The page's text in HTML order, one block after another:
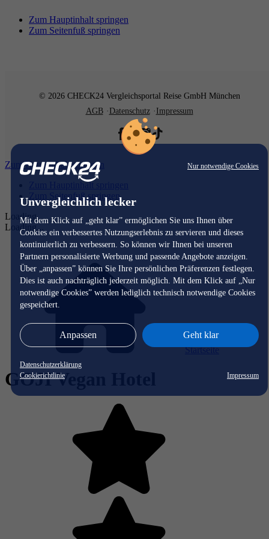
Nur notwendige Cookies
Unvergleichlich lecker
Mit dem Klick auf „geht klar” ermöglichen Sie uns Ihnen über
Cookies ein verbessertes Nutzungserlebnis zu servieren und dieses
kontinuierlich zu verbessern. So können wir Ihnen bei unseren
Partnern personalisierte Werbung und passende Angebote anzeigen.
Über „anpassen” können Sie Ihre persönlichen Präferenzen festlegen.
Dies ist auch nachträglich jederzeit möglich. Mit dem Klick auf „Nur
notwendige Cookies” werden lediglich technisch notwendige Cookies
gespeichert.
Anpassen Geht klar
Datenschutzerklärung
Cookierichtlinie
Impressum
Zum Hauptinhalt springen
Zum Seitenfuß springen
© 2026 CHECK24 Vergleichsportal Reise GmbH München
AGB
Datenschutz Impressum
Zum Hauptinhalt springen
Zum Hauptinhalt springen
Zum Seitenfuß springen
Loading...
Loading...
Startseite
GOJI Vegan Hotel